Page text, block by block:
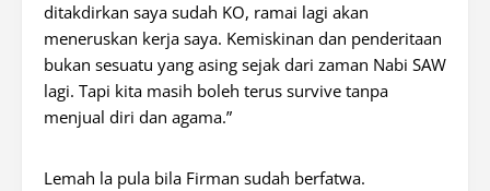
ditakdirkan saya sudah KO, ramai lagi akan
meneruskan kerja saya. Kemiskinan dan penderitaan
bukan sesuatu yang asing sejak dari zaman Nabi SAW
lagi. Tapi kita masih boleh terus survive tanpa
menjual diri dan agama.”
Lemah la pula bila Firman sudah berfatwa.